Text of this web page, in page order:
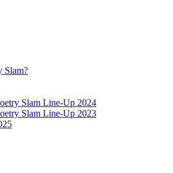
Slam?
Slam Line-Up 2024
Slam Line-Up 2023